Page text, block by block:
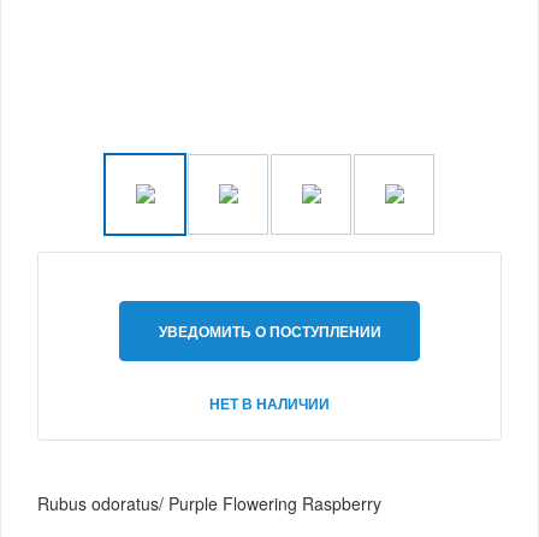
УВЕДОМИТЬ О ПОСТУПЛЕНИИ
НЕТ В НАЛИЧИИ
Rubus odoratus/ Purple Flowering Raspberry